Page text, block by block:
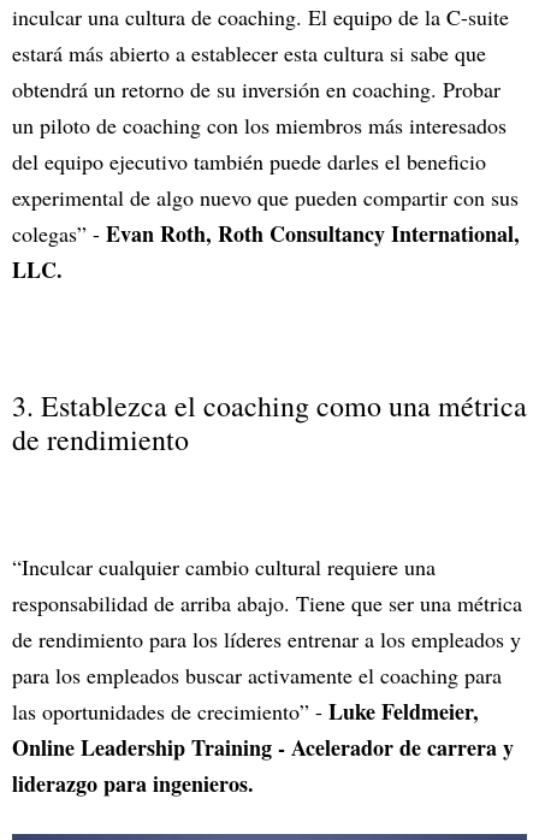
inculcar una cultura de coaching. El equipo de la C-suite
estará más abierto a establecer esta cultura si sabe que
obtendrá un retorno de su inversión en coaching. Probar
un piloto de coaching con los miembros más interesados
del equipo ejecutivo también puede darles el beneficio
experimental de algo nuevo que pueden compartir con sus
colegas” - Evan Roth, Roth Consultancy International,
LLC.
3. Establezca el coaching como una métrica
de rendimiento
“Inculcar cualquier cambio cultural requiere una
responsabilidad de arriba abajo. Tiene que ser una métrica
de rendimiento para los líderes entrenar a los empleados y
para los empleados buscar activamente el coaching para
las oportunidades de crecimiento” - Luke Feldmeier,
Online Leadership Training - Acelerador de carrera y
liderazgo para ingenieros.